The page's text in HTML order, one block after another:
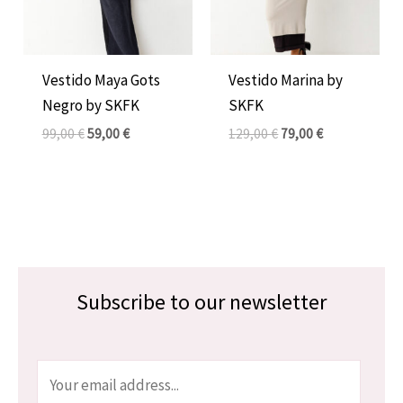
Vestido Maya Gots
Negro by SKFK
99,00€59,00€
Vestido Marina by
SKFK
129,00€79,00€
Subscribe to our newsletter